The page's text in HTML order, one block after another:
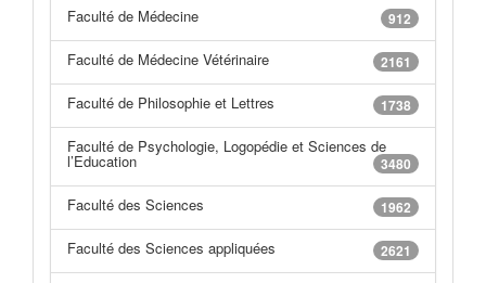
Faculté de Médecine 912
Faculté de Médecine Vétérinaire 2161
Faculté de Philosophie et Lettres 1738
Faculté de Psychologie, Logopédie et Sciences de
l’Education 3480
Faculté des Sciences 1962
Faculté des Sciences appliquées 2621